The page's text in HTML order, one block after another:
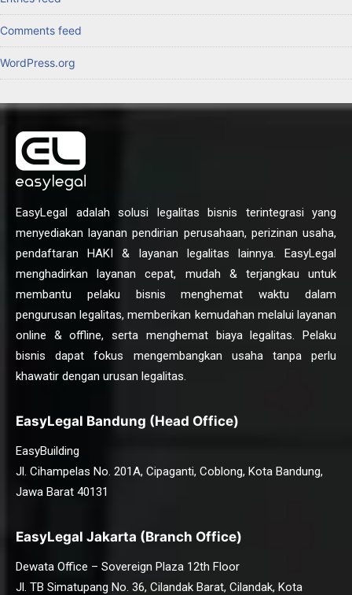
Comments feed
WordPress.org
EasyLegal adalah solusi legalitas bisnis terintegrasi yang
menyediakan layanan pendirian perusahaan, perizinan usaha,
pendaftaran HAKI & layanan legalitas lainnya. EasyLegal
menghadirkan layanan cepat, mudah & terjangkau untuk
membantu pelaku bisnis menghemat waktu dalam
pengurusan legalitas, memberikan kemudahan melalui layanan
online & offline, serta menghemat biaya legalitas. Pelaku
bisnis dapat fokus mengembangkan usaha tanpa perlu
khawatir dengan urusan legalitas.
EasyLegal Bandung (Head Office)
EasyBuilding
Jl. Cihampelas No. 201A, Cipaganti, Coblong, Kota Bandung,
Jawa Barat 40131
EasyLegal Jakarta (Branch Office)
Dewata Office – Sovereign Plaza 12th Floor
Jl. TB Simatupang No. 36, Cilandak Barat, Cilandak, Kota